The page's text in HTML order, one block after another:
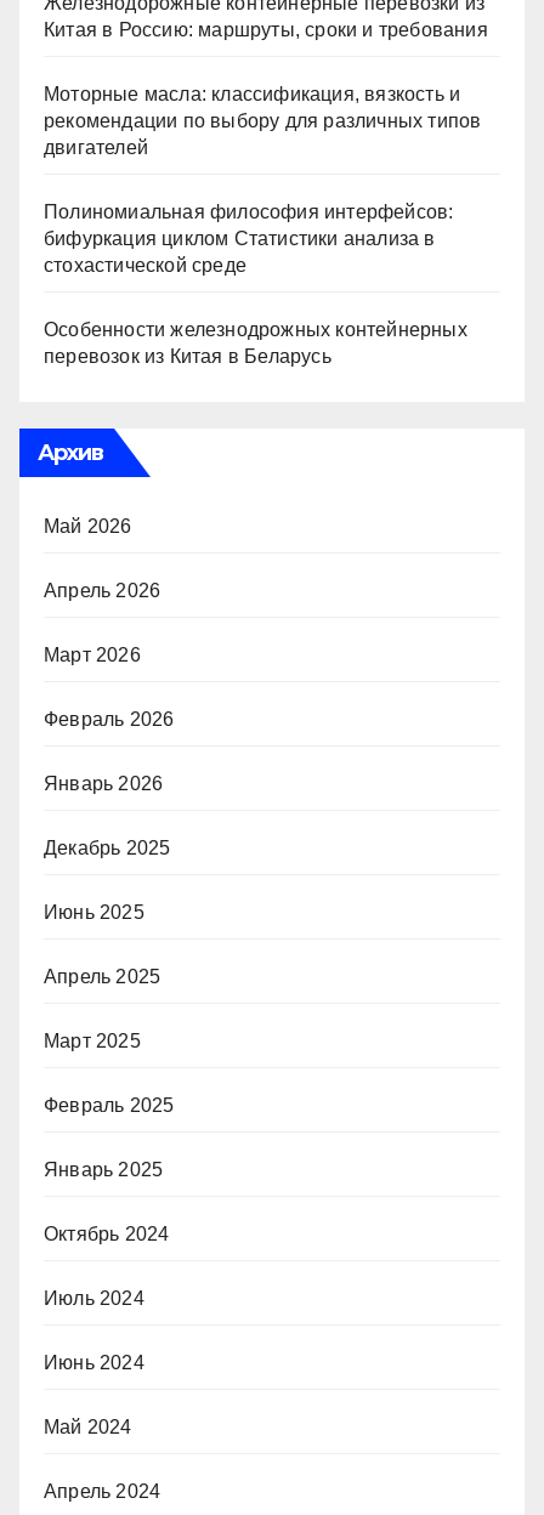
Китая в Россию: маршруты, сроки и требования
Моторные масла: классификация, вязкость и
рекомендации по выбору для различных типов
двигателей
Полиномиальная философия интерфейсов:
бифуркация циклом Статистики анализа в
стохастической среде
Особенности железнодрожных контейнерных
перевозок из Китая в Беларусь
Архив
Май 2026
Апрель 2026
Март 2026
Февраль 2026
Январь 2026
Декабрь 2025
Июнь 2025
Апрель 2025
Март 2025
Февраль 2025
Январь 2025
Октябрь 2024
Июль 2024
Июнь 2024
Май 2024
Апрель 2024